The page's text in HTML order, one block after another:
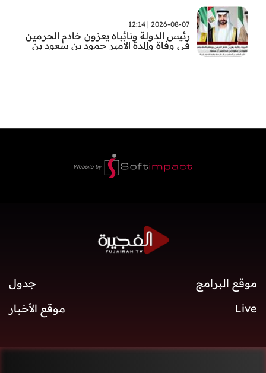
2026-08-07 | 12:14
رئيس الدولة ونائباه يعزون خادم الحرمين
في وفاة والدة الأمير حمود بن سعود بن
موقع البرامج
جدول
Live
موقع الأخبار